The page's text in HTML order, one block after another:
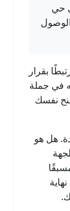
الحافلة رقم 7 في حي
بقرار
في جملة
نفسك
هل هو